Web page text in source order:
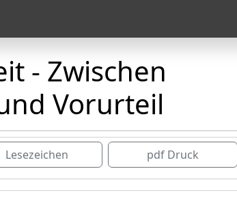
- Zwischen
Vorurteil
Lesezeichen pdf Druck